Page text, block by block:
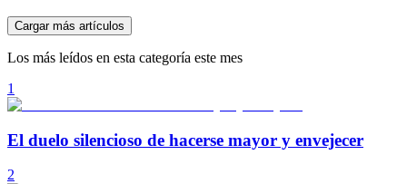
Cargar más artículos
Los más leídos en esta categoría este mes
1
El duelo silencioso de hacerse mayor y envejecer
2